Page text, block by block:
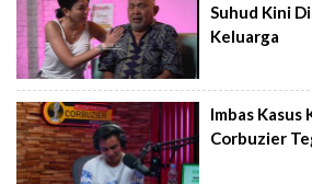
Suhud Kini
Keluarga
Imbas Kasus
Corbuzier